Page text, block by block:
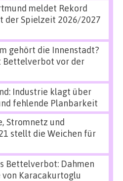
meldet Rekord
der Spielzeit 2026/2027
gehört die Innenstadt?
Bettelverbot vor der
Industrie klagt über
fehlende Planbarkeit
Stromnetz und
stellt die Weichen für
Bettelverbot: Dahmen
Karacakurtoglu